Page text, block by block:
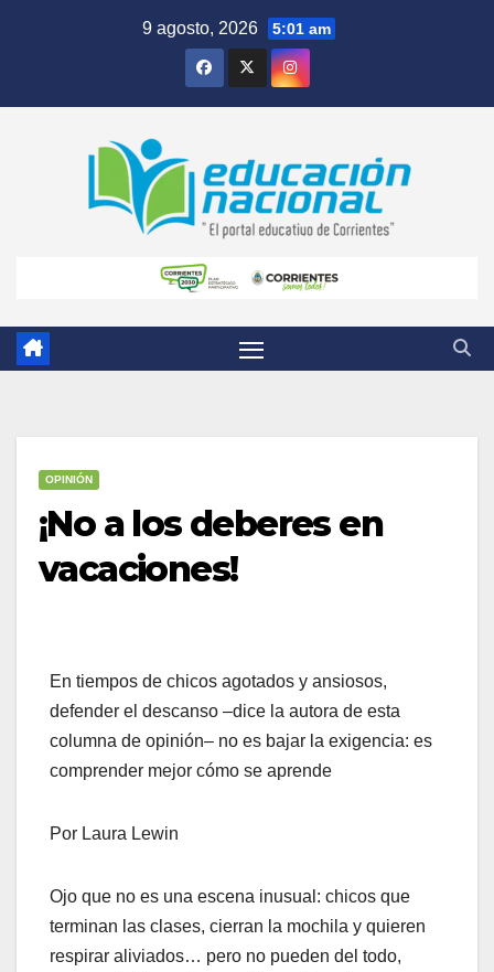
9 agosto, 2026 5:01 am
OPINIÓN
¡No a los deberes en
vacaciones!
En tiempos de chicos agotados y ansiosos,
defender el descanso –dice la autora de esta
columna de opinión– no es bajar la exigencia: es
comprender mejor cómo se aprende
Por Laura Lewin
Ojo que no es una escena inusual: chicos que
terminan las clases, cierran la mochila y quieren
respirar aliviados… pero no pueden del todo,